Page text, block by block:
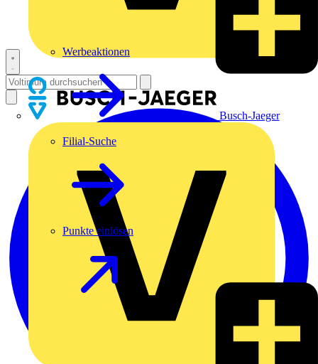
Busch-Jaeger
Werbeaktionen
Filial-Suche
Punkte einlösen